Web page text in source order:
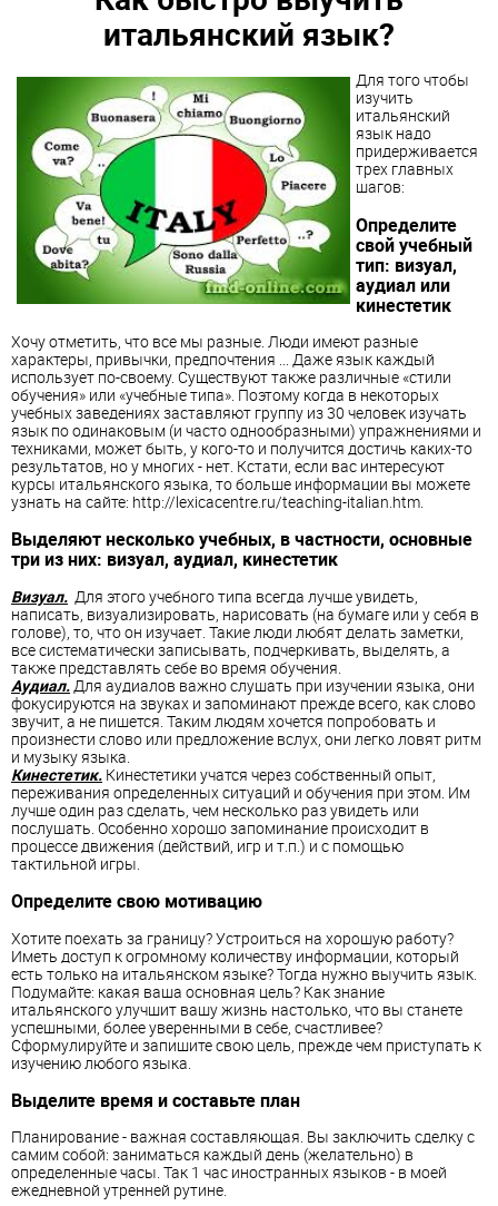
итальянский язык?
Для того чтобы
изучить
итальянский
язык надо
придерживается
трех главных
шагов:
Определите
свой учебный
тип: визуал,
аудиал или
кинестетик
Хочу отметить, что все мы разные. Люди имеют разные
характеры, привычки, предпочтения ... Даже язык каждый
использует по-своему. Существуют также различные «стили
обучения» или «учебные типа». Поэтому когда в некоторых
учебных заведениях заставляют группу из 30 человек изучать
язык по одинаковым (и часто однообразными) упражнениями и
техниками, может быть, у кого-то и получится достичь каких-то
результатов, но у многих - нет. Кстати, если вас интересуют
курсы итальянского языка, то больше информации вы можете
узнать на сайте: http://lexicacentre.ru/teaching-italian.htm.
Выделяют несколько учебных, в частности, основные
три из них: визуал, аудиал, кинестетик
Визуал. Для этого учебного типа всегда лучше увидеть,
написать, визуализировать, нарисовать (на бумаге или у себя в
голове), то, что он изучает. Такие люди любят делать заметки,
все систематически записывать, подчеркивать, выделять, а
также представлять себе во время обучения.
Аудиал.Для аудиалов важно слушать при изучении языка, они
фокусируются на звуках и запоминают прежде всего, как слово
звучит, а не пишется. Таким людям хочется попробовать и
произнести слово или предложение вслух, они легко ловят ритм
и музыку языка.
Кинестетик. Кинестетики учатся через собственный опыт,
переживания определенных ситуаций и обучения при этом. Им
лучше один раз сделать, чем несколько раз увидеть или
послушать. Особенно хорошо запоминание происходит в
процессе движения (действий, игр и т.п.) и с помощью
тактильной игры.
Определите свою мотивацию
Хотите поехать за границу? Устроиться на хорошую работу?
Иметь доступ к огромному количеству информации, который
есть только на итальянском языке? Тогда нужно выучить язык.
Подумайте: какая ваша основная цель? Как знание
итальянского улучшит вашу жизнь настолько, что вы станете
успешными, более уверенными в себе, счастливее?
Сформулируйте и запишите свою цель, прежде чем приступать к
изучению любого языка.
Выделите время и составьте план
Планирование - важная составляющая. Вы заключить сделку с
самим собой: заниматься каждый день (желательно) в
определенные часы. Так 1 час иностранных языков - в моей
ежедневной утренней рутине.